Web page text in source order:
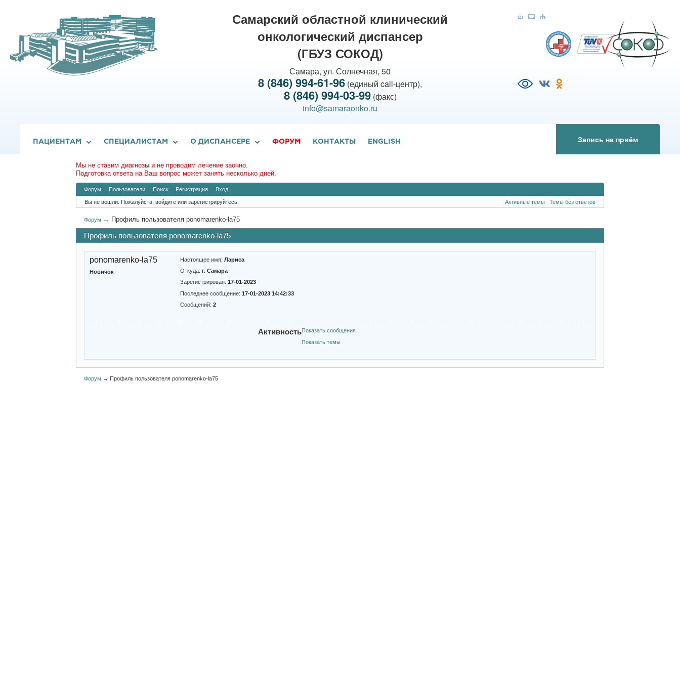
Самарский областной клинический
онкологический диспансер
(ГБУЗ СОКОД)
Самара, ул. Солнечная, 50
8 (846) 994-61-96 (единый call-центр),
8 (846) 994-03-99(факс)
info@samaraonko.ru
ПАЦИЕНТАМ СПЕЦИАЛИСТАМ О ДИСПАНСЕРЕ ФОРУМ КОНТАКТЫ ENGLISH Запись на приём
Мы не ставим диагнозы и не проводим лечение заочно.
Подготовка ответа на Ваш вопрос может занять несколько дней.
Форум Пользователи Поиск Регистрация Вход
Вы не вошли. Пожалуйста, войдите или зарегистрируйтесь. Активные темы Темы без ответов
Форум → Профиль пользователя ponomarenko-la75
Профиль пользователя ponomarenko-la75
ponomarenko-la75
Новичок
Настоящее имя: Лариса
Откуда: г. Самара
Зарегистрирован: 17-01-2023
Последнее сообщение: 17-01-2023 14:42:33
Сообщений: 2
АктивностьПоказать сообщения
Показать темы
Форум → Профиль пользователя ponomarenko-la75